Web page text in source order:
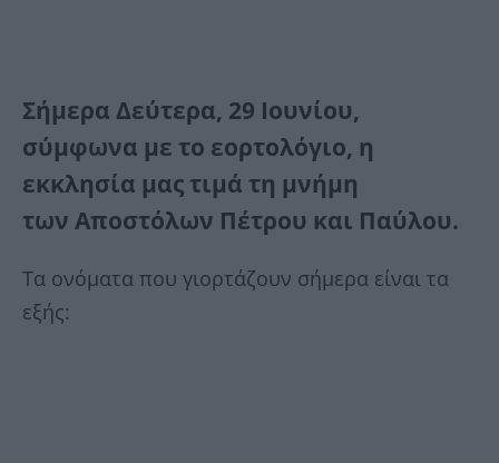
Σήμερα Δεύτερα, 29 Ιουνίου,
σύμφωνα με το εορτολόγιο, η
εκκλησία μας τιμά τη μνήμη
των Αποστόλων Πέτρου και Παύλου.
Τα ονόματα που γιορτάζουν σήμερα είναι τα
εξής: